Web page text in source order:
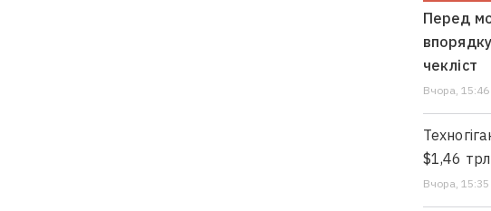
Перед
чекліст
Вчора, 15:46
$1,46
Вчора,